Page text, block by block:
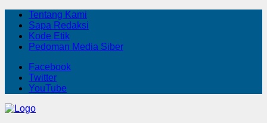
Tentang Kami
Sapa Redaksi
Kode Etik
Pedoman Media Siber
Facebook
Twitter
YouTube